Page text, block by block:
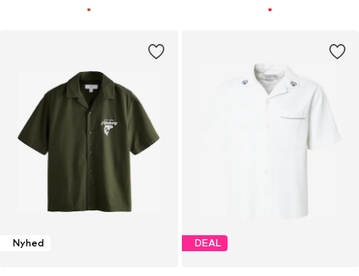
Nyhed DEAL